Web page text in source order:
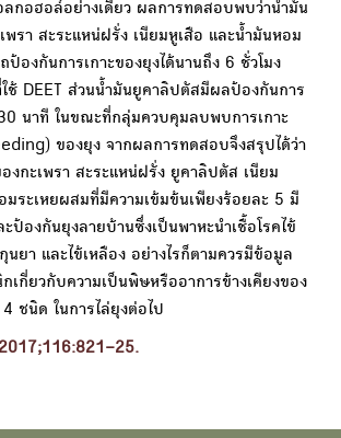
ลกอฮอล์อย่างเดียว ผลการทดสอบพบว่าน้ำมัน
พรา สะระแหน่ฝรั่ง เนียมหูเสือ และน้ำมันหอม
ป้องกันการเกาะของยุงได้นานถึง 6 ชั่วโมง
ช้ DEET ส่วนน้ำมันยูคาลิปตัสมีผลป้องกันการ
30 นาที ในขณะที่กลุ่มควบคุมลบพบการเกาะ
ของยุง จากผลการทดสอบจึงสรุปได้ว่า
งกะเพรา สะระแหน่ฝรั่ง ยูคาลิปตัส เนียม
มระเหยผสมที่มีความเข้มข้นเพียงร้อยละ 5 มี
ะป้องกันยุงลายบ้านซึ่งเป็นพาหะนำเชื้อโรคไข้
นยา และไข้เหลือง อย่างไรก็ตามควรมีข้อมูล
เกี่ยวกับความเป็นพิษหรืออาการข้างเคียงของ
ชนิด ในการไล่ยุงต่อไป